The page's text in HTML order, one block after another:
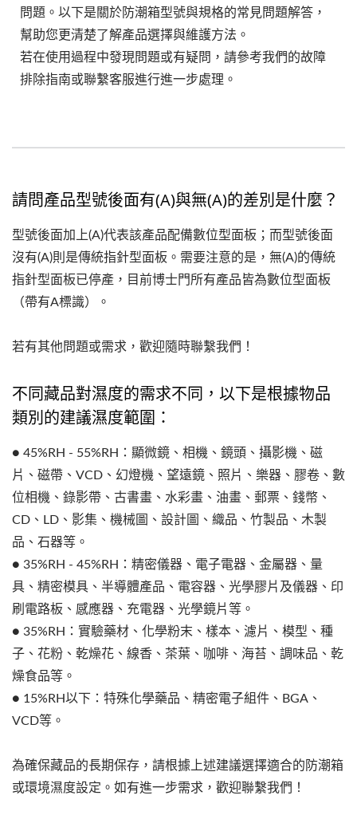
問題。以下是關於防潮箱型號與規格的常見問題解答，
幫助您更清楚了解產品選擇與維護方法。
若在使用過程中發現問題或有疑問，請參考我們的故障
排除指南或聯繫客服進行進一步處理。
請問產品型號後面有(A)與無(A)的差別是什麼？
型號後面加上(A)代表該產品配備數位型面板；而型號後面
沒有(A)則是傳統指針型面板。需要注意的是，無(A)的傳統
指針型面板已停產，目前博士門所有產品皆為數位型面板
（帶有A標識）。
若有其他問題或需求，歡迎隨時聯繫我們！
不同藏品對濕度的需求不同，以下是根據物品
類別的建議濕度範圍：
● 45%RH - 55%RH：顯微鏡、相機、鏡頭、攝影機、磁
片、磁帶、VCD、幻燈機、望遠鏡、照片、樂器、膠卷、數
位相機、錄影帶、古書畫、水彩畫、油畫、郵票、錢幣、
CD、LD、影集、機械圖、設計圖、織品、竹製品、木製
品、石器等。
● 35%RH - 45%RH：精密儀器、電子電器、金屬器、量
具、精密模具、半導體產品、電容器、光學膠片及儀器、印
刷電路板、感應器、充電器、光學鏡片等。
● 35%RH：實驗藥材、化學粉末、樣本、濾片、模型、種
子、花粉、乾燥花、線香、茶葉、咖啡、海苔、調味品、乾
燥食品等。
● 15%RH以下：特殊化學藥品、精密電子組件、BGA、
VCD等。
為確保藏品的長期保存，請根據上述建議選擇適合的防潮箱
或環境濕度設定。如有進一步需求，歡迎聯繫我們！